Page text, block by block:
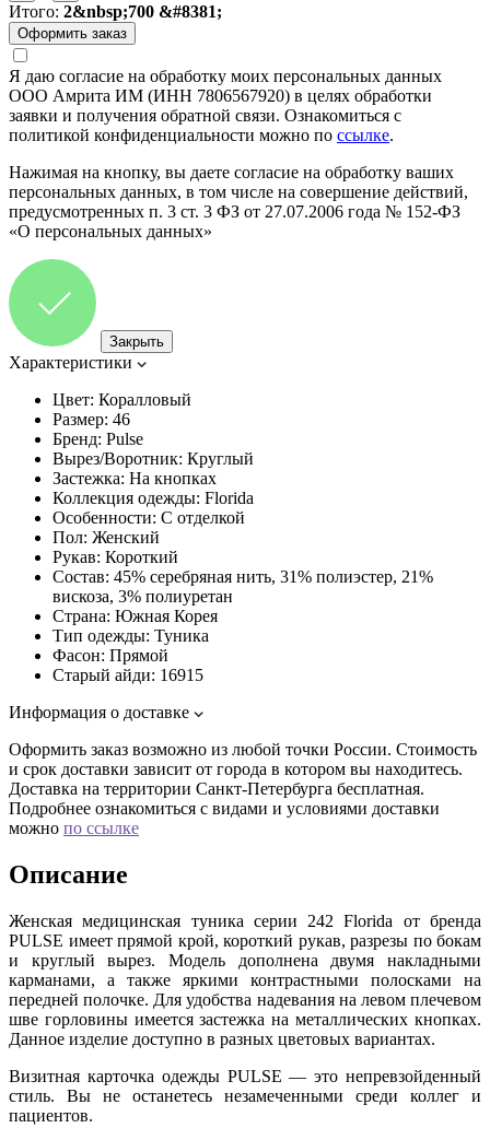
Итого: 2&nbsp;700 &#8381;
Я даю согласие на обработку моих персональных данных
ООО Амрита ИМ (ИНН 7806567920) в целях обработки
заявки и получения обратной связи. Ознакомиться с
политикой конфиденциальности можно по ссылке.
Нажимая на кнопку, вы даете согласие на обработку ваших
персональных данных, в том числе на совершение действий,
предусмотренных п. 3 ст. 3 ФЗ от 27.07.2006 года № 152-ФЗ
«О персональных данных»
Закрыть
Характеристики
Цвет: Коралловый
Размер: 46
Бренд: Pulse
Вырез/Воротник: Круглый
Застежка: На кнопках
Коллекция одежды: Florida
Особенности: С отделкой
Пол: Женский
Рукав: Короткий
Состав: 45% серебряная нить, 31% полиэстер, 21%
вискоза, 3% полиуретан
Страна: Южная Корея
Тип одежды: Туника
Фасон: Прямой
Старый айди: 16915
Информация о доставке
Оформить заказ возможно из любой точки России. Стоимость
и срок доставки зависит от города в котором вы находитесь.
Доставка на территории Санкт-Петербурга бесплатная.
Подробнее ознакомиться с видами и условиями доставки
можно по ссылке
Описание
Женская медицинская туника серии 242 Florida от бренда
PULSE имеет прямой крой, короткий рукав, разрезы по бокам
и круглый вырез. Модель дополнена двумя накладными
карманами, а также яркими контрастными полосками на
передней полочке. Для удобства надевания на левом плечевом
шве горловины имеется застежка на металлических кнопках.
Данное изделие доступно в разных цветовых вариантах.
Визитная карточка одежды PULSE — это непревзойденный
стиль. Вы не останетесь незамеченными среди коллег и
пациентов.